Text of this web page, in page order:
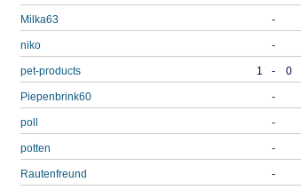
Milka63 -
niko -
pet-products 1 - 0
Piepenbrink60 -
poll -
potten -
Rautenfreund -